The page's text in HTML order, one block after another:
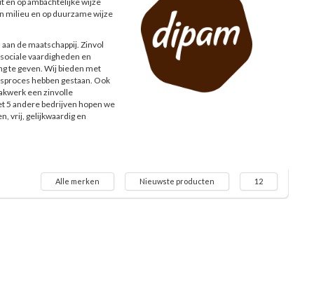
milieu en op duurzame wijze
de maatschappij. Zinvol
vaardigheden en
te geven. Wij bieden met
hebben gestaan. Ook
een zinvolle
5 andere bedrijven hopen we
vrij, gelijkwaardig en
Alle merken Nieuwste producten 12